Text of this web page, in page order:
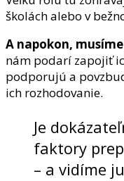
školách alebo v
A napokon,
nám podarí zapojiť
podporujú a
ich rozhodovanie.
Je
faktory
– a vidíme